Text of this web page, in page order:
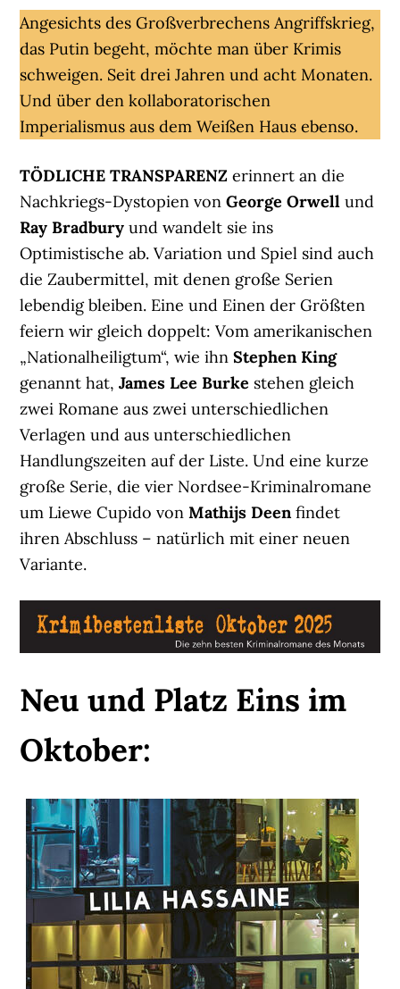
Angesichts des Großverbrechens Angriffskrieg,
das Putin begeht, möchte man über Krimis
schweigen. Seit drei Jahren und acht Monaten.
Und über den kollaboratorischen
Imperialismus aus dem Weißen Haus ebenso.
TÖDLICHE TRANSPARENZerinnert an die
Nachkriegs-Dystopien vonGeorge Orwell und
Ray Bradbury und wandelt sie ins
Optimistische ab. Variation und Spiel sind auch
die Zaubermittel, mit denen große Serien
lebendig bleiben. Eine und Einen der Größten
feiern wir gleich doppelt: Vom amerikanischen
„Nationalheiligtum“, wie ihnStephen King
genannt hat,James Lee Burke stehen gleich
zwei Romane aus zwei unterschiedlichen
Verlagen und aus unterschiedlichen
Handlungszeiten auf der Liste. Und eine kurze
große Serie, die vier Nordsee-Kriminalromane
um Liewe Cupido vonMathijs Deenfindet
ihren Abschluss – natürlich mit einer neuen
Variante.
Neu und Platz Eins im
Oktober: